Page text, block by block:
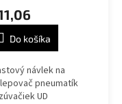
Do košíka
návlek na
pneumatík
UD